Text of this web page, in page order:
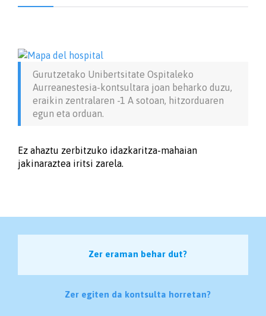
Gurutzetako Unibertsitate Ospitaleko
Aurreanestesia-kontsultara joan beharko duzu,
eraikin zentralaren -1 A sotoan, hitzorduaren
egun eta orduan.
Ez ahaztu zerbitzuko idazkaritza-mahaian
jakinaraztea iritsi zarela.
Zer eraman behar dut?
Zer egiten da kontsulta horretan?